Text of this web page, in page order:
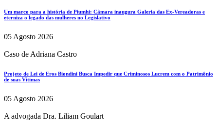
Um marco para a história de Piumhi: Câmara inaugura Galeria das Ex-Vereadoras e
eterniza o legado das mulheres no Legislativo
05 Agosto 2026
Caso de Adriana Castro
Projeto de Lei de Eros Biondini Busca Impedir que Criminosos Lucrem com o Patrimônio
de suas Vítimas
05 Agosto 2026
A advogada Dra. Liliam Goulart